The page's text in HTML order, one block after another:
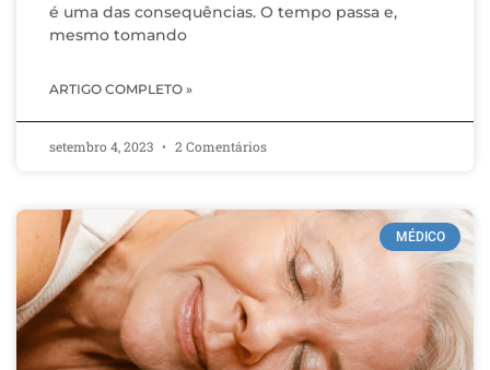
é uma das consequências. O tempo passa e,
mesmo tomando
ARTIGO COMPLETO »
setembro 4, 2023 2 Comentários
MÉDICO